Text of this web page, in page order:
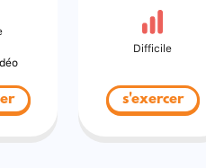
Difficile
s'exercer